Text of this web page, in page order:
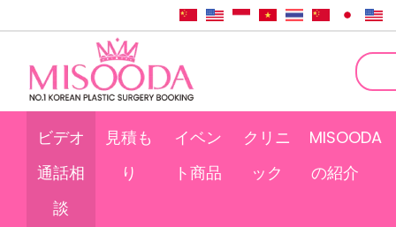
ビデオ
通話相
談
見積も
り
イベン
ト商品
クリニ
ック
MISOODA
の紹介